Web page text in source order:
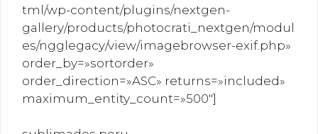
tml/wp-content/plugins/nextgen-
gallery/products/photocrati_nextgen/modul
es/ngglegacy/view/imagebrowser-exif.php»
order_by=»sortorder»
order_direction=»ASC» returns=»included»
maximum_entity_count=»500″]